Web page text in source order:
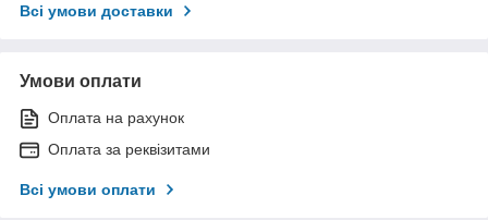
Всі умови доставки
Умови оплати
Оплата на рахунок
Оплата за реквізитами
Всі умови оплати